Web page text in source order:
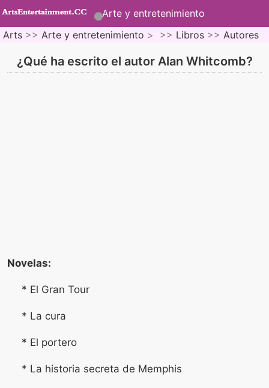
Arte y entretenimiento
Arts >> Arte y entretenimiento > >> Libros >> Autores
¿Qué ha escrito el autor Alan Whitcomb?
Novelas:
* El Gran Tour
* La cura
* El portero
* La historia secreta de Memphis